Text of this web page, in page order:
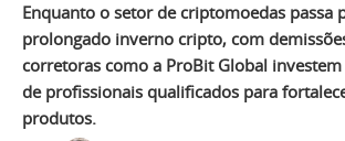
Enquanto o setor de criptomoedas passa
prolongado inverno cripto, com
corretoras como a ProBit Global
de profissionais qualificados para
produtos.